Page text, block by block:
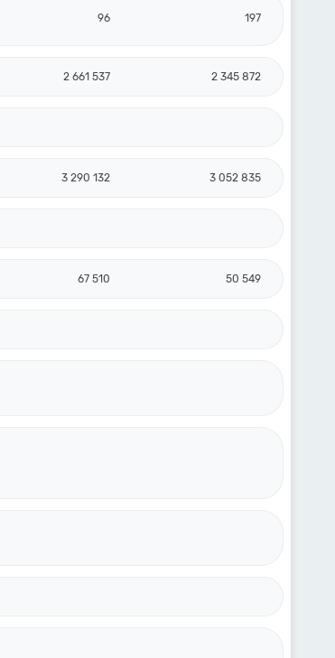
96 197
2 661 537 2 345 872
3 290 132 3 052 835
67 510 50 549